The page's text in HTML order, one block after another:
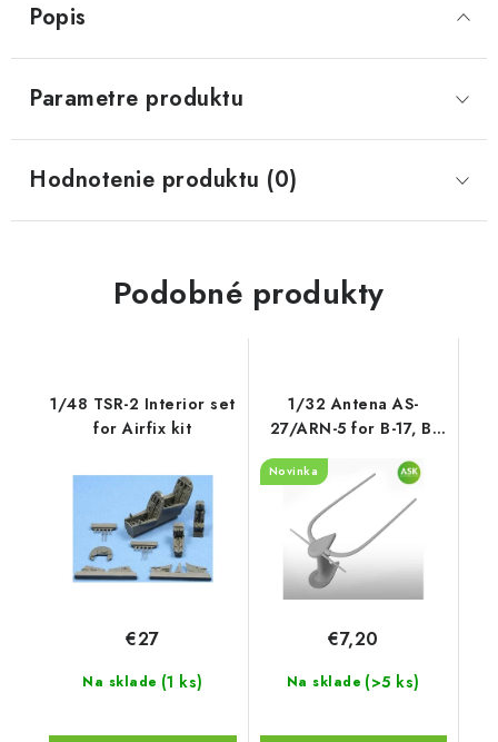
Popis
Parametre produktu
Hodnotenie produktu (0)
Podobné produkty
1/48 TSR-2 Interior set
for Airfix kit
Na sklade (1 ks)
€27
1/32 Antena AS-
27/ARN-5 for B-17, B-
24, B-25, B-26, B-29,
DC-3, C-47 a.o., ASK
cat. no 200-A32045
Novinka
Na sklade (>5 ks)
€7,20